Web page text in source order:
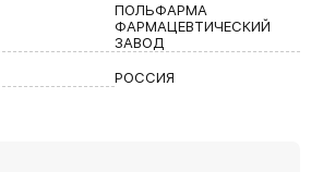
ПОЛЬФАРМА
ФАРМАЦЕВТИЧЕСКИЙ
ЗАВОД
РОССИЯ